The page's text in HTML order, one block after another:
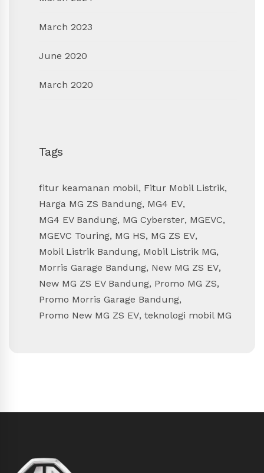
March 2023
June 2020
March 2020
Tags
fitur keamanan mobil, Fitur Mobil Listrik,
Harga MG ZS Bandung, MG4 EV,
MG4 EV Bandung, MG Cyberster, MGEVC,
MGEVC Touring, MG HS, MG ZS EV,
Mobil Listrik Bandung, Mobil Listrik MG,
Morris Garage Bandung, New MG ZS EV,
New MG ZS EV Bandung, Promo MG ZS,
Promo Morris Garage Bandung,
Promo New MG ZS EV, teknologi mobil MG